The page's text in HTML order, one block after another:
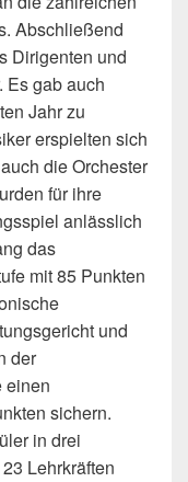
Abschließend
Dirigenten und
Es gab auch
Jahr zu
erspielten sich
die Orchester
für ihre
anlässlich
das
mit 85 Punkten
und
der
einen
sichern.
in drei
Lehrkräften